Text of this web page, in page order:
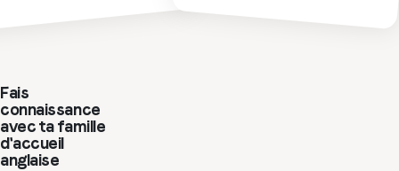
Fais
connaissance
avec ta famille
d'accueil
anglaise